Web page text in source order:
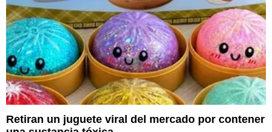
Retiran un juguete viral del mercado por contener